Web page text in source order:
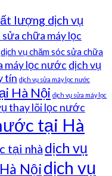
lượng dịch vụ
sửa chữa máy lọc
dịch vụ chăm sóc sửa chữa
máy lọc nước dịch vụ
tín dịch vụ sửa máy lọc nước
Hà Nội dịch vụ sửa máy lọc
thay lõi lọc nước
tại Hà
tại nhà dịch vụ
Nộidịch vụ